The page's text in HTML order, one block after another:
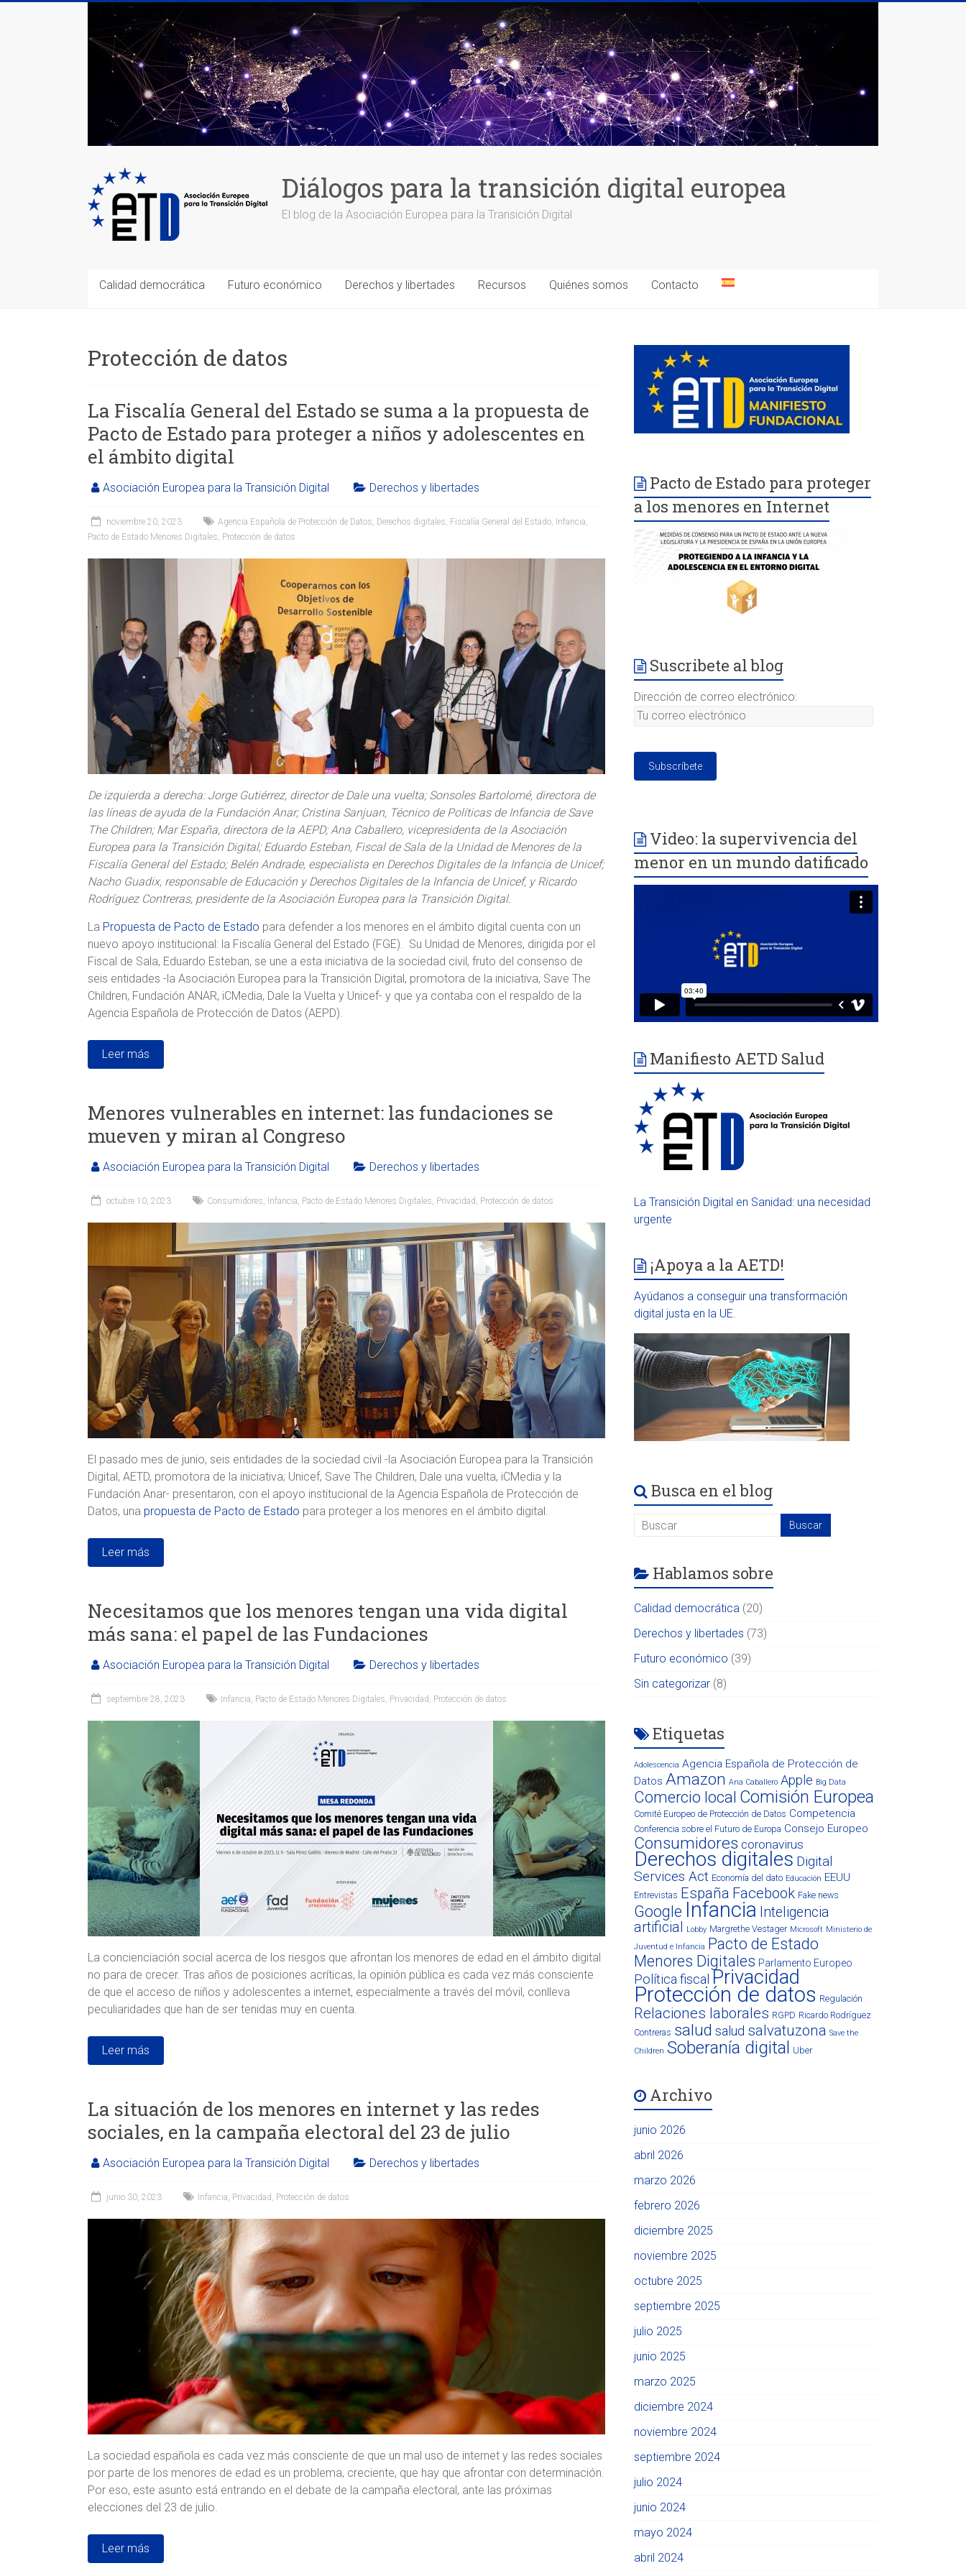
Diálogos para la transición digital europea
El blog de la Asociación Europea para la Transición Digital
Calidad democrática Futuro económico Derechos y libertades Recursos Quiénes somos Contacto
Protección de datos
La Fiscalía General del Estado se suma a la propuesta de
Pacto de Estado para proteger a niños y adolescentes en
el ámbito digital
Asociación Europea para la Transición Digital Derechos y libertades
noviembre 20, 2023 Agencia Española de Protección de Datos, Derechos digitales, Fiscalía General del Estado, Infancia,
Pacto de Estado Menores Digitales, Protección de datos
De izquierda a derecha: Jorge Gutiérrez, director de Dale una vuelta; Sonsoles Bartolomé, directora de
las líneas de ayuda de la Fundación Anar; Cristina Sanjuan, Técnico de Políticas de Infancia de Save
The Children; Mar España, directora de la AEPD; Ana Caballero, vicepresidenta de la Asociación
Europea para la Transición Digital; Eduardo Esteban, Fiscal de Sala de la Unidad de Menores de la
Fiscalía General del Estado; Belén Andrade, especialista en Derechos Digitales de la Infancia de Unicef;
Nacho Guadix, responsable de Educación y Derechos Digitales de la Infancia de Unicef, y Ricardo
Rodríguez Contreras, presidente de la Asociación Europea para la Transición Digital.
La Propuesta de Pacto de Estado para defender a los menores en el ámbito digital cuenta con un
nuevo apoyo institucional: la Fiscalía General del Estado (FGE). Su Unidad de Menores, dirigida por el
Fiscal de Sala, Eduardo Esteban, se une a esta iniciativa de la sociedad civil, fruto del consenso de
seis entidades -la Asociación Europea para la Transición Digital, promotora de la iniciativa, Save The
Children, Fundación ANAR, iCMedia, Dale la Vuelta y Unicef- y que ya contaba con el respaldo de la
Agencia Española de Protección de Datos (AEPD).
Leer más
Menores vulnerables en internet: las fundaciones se
mueven y miran al Congreso
Asociación Europea para la Transición Digital Derechos y libertades
octubre 10, 2023 Consumidores, Infancia, Pacto de Estado Menores Digitales, Privacidad , Protección de datos
El pasado mes de junio, seis entidades de la sociedad civil -la Asociación Europea para la Transición
Digital, AETD, promotora de la iniciativa; Unicef, Save The Children, Dale una vuelta, iCMedia y la
Fundación Anar- presentaron, con el apoyo institucional de la Agencia Española de Protección de
Datos, una propuesta de Pacto de Estado para proteger a los menores en el ámbito digital.
Leer más
Necesitamos que los menores tengan una vida digital
más sana: el papel de las Fundaciones
Asociación Europea para la Transición Digital Derechos y libertades
septiembre 28, 2023 Infancia, Pacto de Estado Menores Digitales, Privacidad , Protección de datos
La concienciación social acerca de los riesgos que afrontan los menores de edad en el ámbito digital
no para de crecer. Tras años de posiciones acríticas, la opinión pública es cada vez más consciente
de que el acceso de niños y adolescentes a internet, especialmente a través del móvil, conlleva
peculiaridades que han de ser tenidas muy en cuenta.
Leer más
La situación de los menores en internet y las redes
sociales, en la campaña electoral del 23 de julio
Asociación Europea para la Transición Digital Derechos y libertades
junio 30, 2023 Infancia, Privacidad , Protección de datos
La sociedad española es cada vez más consciente de que un mal uso de internet y las redes sociales
por parte de los menores de edad es un problema, creciente, que hay que afrontar con determinación.
Por eso, este asunto está entrando en el debate de la campaña electoral, ante las próximas
elecciones del 23 de julio.
Leer más
Pacto de Estado para proteger
a los menores en Internet
Suscribete al blog
Dirección de correo electrónico:
Video: la supervivencia del
menor en un mundo datificado
Manifiesto AETD Salud
La Transición Digital en Sanidad: una necesidad
urgente
¡Apoya a la AETD!
Ayúdanos a conseguir una transformación
digital justa en la UE.
Busca en el blog
Hablamos sobre
Calidad democrática (20)
Derechos y libertades (73)
Futuro económico (39)
Sin categorizar (8)
Etiquetas
Adolescencia Agencia Española de Protección de
Datos Amazon Ana Caballero Apple Big Data
Comercio local Comisión Europea
Comité Europeo de Protección de Datos Competencia
Conferencia sobre el Futuro de Europa Consejo Europeo
Consumidores coronavirus
Derechos digitales Digital
Services Act Economía del dato Educación EEUU
Entrevistas España Facebook Fake news
Google Infancia Inteligencia
artificial
Lobby Margrethe Vestager Microsoft Ministerio de
Juventud e Infancia Pacto de Estado
Menores Digitales Parlamento Europeo
Política fiscal Privacidad
Protección de datos Regulación
Relaciones laborales RGPD Ricardo Rodríguez
Contreras salud salud salvatuzona Save the
Children Soberanía digital Uber
Archivo
junio 2026
abril 2026
marzo 2026
febrero 2026
diciembre 2025
noviembre 2025
octubre 2025
septiembre 2025
julio 2025
junio 2025
marzo 2025
diciembre 2024
noviembre 2024
septiembre 2024
julio 2024
junio 2024
mayo 2024
abril 2024